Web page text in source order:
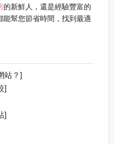
的新鮮人，還是經驗豐富的
能幫您節省時間，找到最適
站？]
]
]